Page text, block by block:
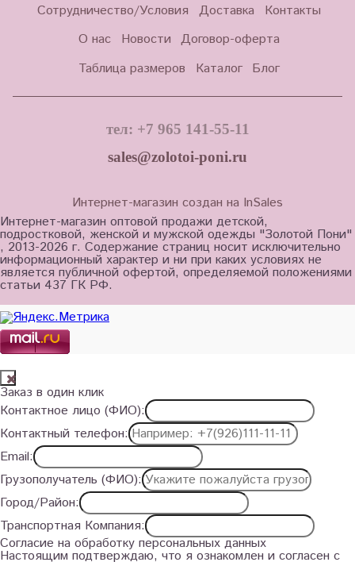
Сотрудничество/Условия Доставка
Контакты
О нас
Новости Договор-оферта
Таблица размеров
Каталог Блог
тел: +7 965 141-55-11
sales@zolotoi-poni.ru
Интернет-магазин создан на InSales
Интернет-магазин оптовой продажи детской,
подростковой, женской и мужской одежды "Золотой Пони"
, 2013-2026 г. Содержание страниц носит исключительно
информационный характер и ни при каких условиях не
является публичной офертой, определяемой положениями
статьи 437 ГК РФ.
Заказ в один клик
Контактное лицо (ФИО):
Контактный телефон:
Email:
Грузополучатель (ФИО):
Город/Район:
Транспортная Компания:
Согласие на обработку персональных данных
Настоящим подтверждаю, что я ознакомлен и согласен с